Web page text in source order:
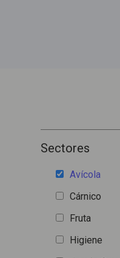
Sectores
Avícola
Cárnico
Fruta
Higiene